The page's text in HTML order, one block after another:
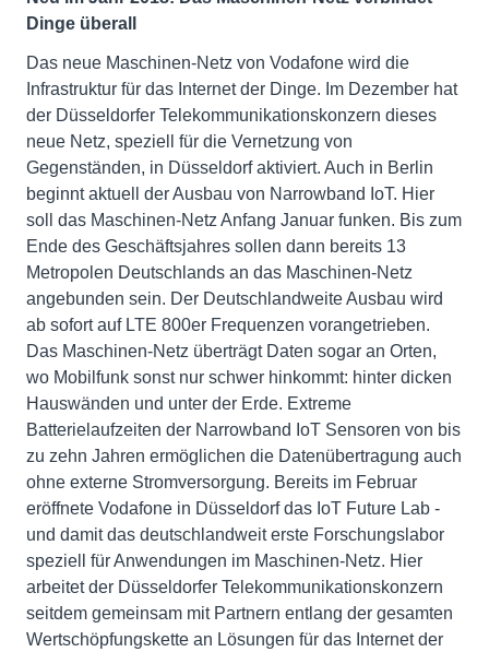
Dinge überall
Das neue Maschinen-Netz von Vodafone wird die
Infrastruktur für das Internet der Dinge. Im Dezember hat
der Düsseldorfer Telekommunikationskonzern dieses
neue Netz, speziell für die Vernetzung von
Gegenständen, in Düsseldorf aktiviert. Auch in Berlin
beginnt aktuell der Ausbau von Narrowband IoT. Hier
soll das Maschinen-Netz Anfang Januar funken. Bis zum
Ende des Geschäftsjahres sollen dann bereits 13
Metropolen Deutschlands an das Maschinen-Netz
angebunden sein. Der Deutschlandweite Ausbau wird
ab sofort auf LTE 800er Frequenzen vorangetrieben.
Das Maschinen-Netz überträgt Daten sogar an Orten,
wo Mobilfunk sonst nur schwer hinkommt: hinter dicken
Hauswänden und unter der Erde. Extreme
Batterielaufzeiten der Narrowband IoT Sensoren von bis
zu zehn Jahren ermöglichen die Datenübertragung auch
ohne externe Stromversorgung. Bereits im Februar
eröffnete Vodafone in Düsseldorf das IoT Future Lab -
und damit das deutschlandweit erste Forschungslabor
speziell für Anwendungen im Maschinen-Netz. Hier
arbeitet der Düsseldorfer Telekommunikationskonzern
seitdem gemeinsam mit Partnern entlang der gesamten
Wertschöpfungskette an Lösungen für das Internet der